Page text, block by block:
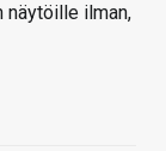
näytöille ilman,